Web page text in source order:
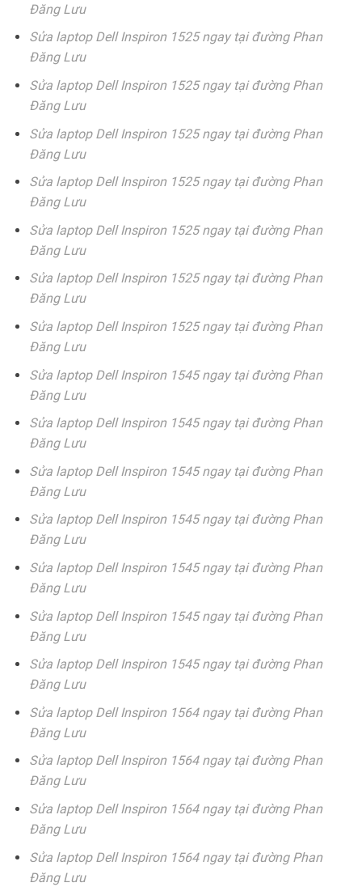
Đăng Lưu
Sửa laptop Dell Inspiron 1525 ngay tại đường Phan
Đăng Lưu
Sửa laptop Dell Inspiron 1525 ngay tại đường Phan
Đăng Lưu
Sửa laptop Dell Inspiron 1525 ngay tại đường Phan
Đăng Lưu
Sửa laptop Dell Inspiron 1525 ngay tại đường Phan
Đăng Lưu
Sửa laptop Dell Inspiron 1525 ngay tại đường Phan
Đăng Lưu
Sửa laptop Dell Inspiron 1525 ngay tại đường Phan
Đăng Lưu
Sửa laptop Dell Inspiron 1525 ngay tại đường Phan
Đăng Lưu
Sửa laptop Dell Inspiron 1545 ngay tại đường Phan
Đăng Lưu
Sửa laptop Dell Inspiron 1545 ngay tại đường Phan
Đăng Lưu
Sửa laptop Dell Inspiron 1545 ngay tại đường Phan
Đăng Lưu
Sửa laptop Dell Inspiron 1545 ngay tại đường Phan
Đăng Lưu
Sửa laptop Dell Inspiron 1545 ngay tại đường Phan
Đăng Lưu
Sửa laptop Dell Inspiron 1545 ngay tại đường Phan
Đăng Lưu
Sửa laptop Dell Inspiron 1545 ngay tại đường Phan
Đăng Lưu
Sửa laptop Dell Inspiron 1564 ngay tại đường Phan
Đăng Lưu
Sửa laptop Dell Inspiron 1564 ngay tại đường Phan
Đăng Lưu
Sửa laptop Dell Inspiron 1564 ngay tại đường Phan
Đăng Lưu
Sửa laptop Dell Inspiron 1564 ngay tại đường Phan
Đăng Lưu